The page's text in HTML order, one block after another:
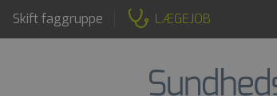
Skift faggruppe LÆGEJOB